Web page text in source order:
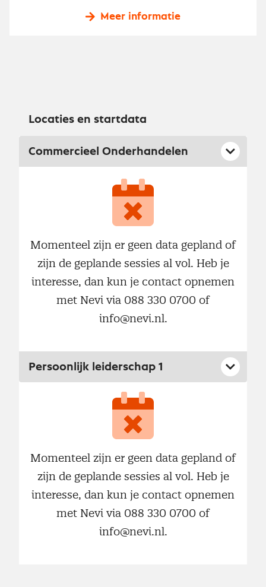
Meer informatie
Locaties en startdata
Commercieel Onderhandelen
Momenteel zijn er geen data gepland of
zijn de geplande sessies al vol. Heb je
interesse, dan kun je contact opnemen
met Nevi via 088 330 0700 of
info@nevi.nl.
Persoonlijk leiderschap 1
Momenteel zijn er geen data gepland of
zijn de geplande sessies al vol. Heb je
interesse, dan kun je contact opnemen
met Nevi via 088 330 0700 of
info@nevi.nl.